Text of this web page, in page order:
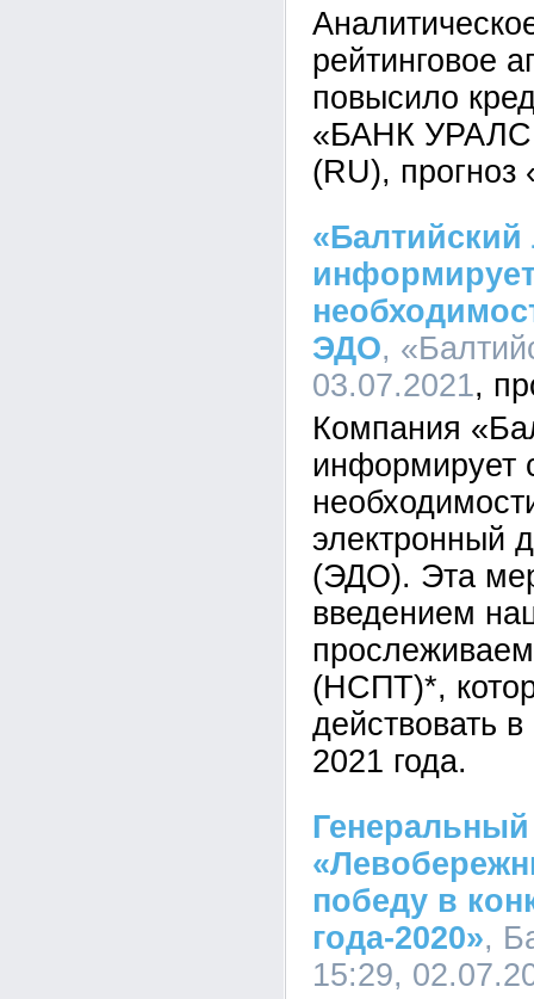
рейтинговое
повысило
«БАНК
(RU),
«Балтийский
ЭДО,
03.07.2021
Компания
информирует
электронный
(ЭДО). Эта
введением
(НСПТ)*,
действовать
2021 года.
победу в
года-2020»,
15:29,